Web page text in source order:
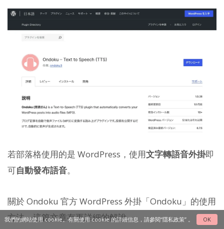
若部落格使用的是 WordPress，使用文字轉語音外掛即
可自動發布語音。
關於 Ondoku 官方 WordPress 外掛「Ondoku」的使用
方法，這篇文章有更詳細的解說。
我們的網站使用 cookie。有關使用 cookie 的詳細信息，請參閱“隱私政策”。 OK